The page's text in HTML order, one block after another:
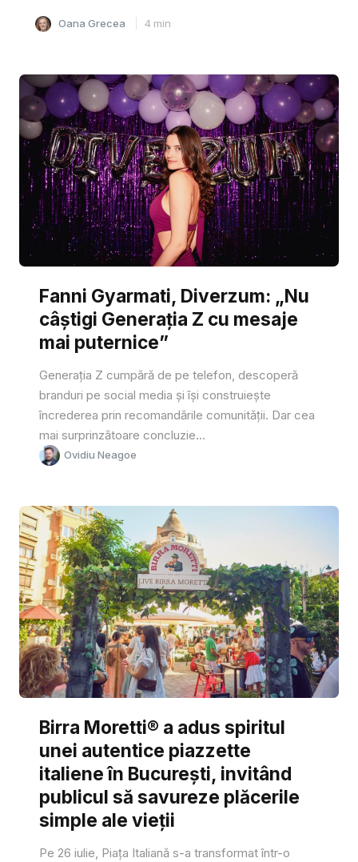
Oana Grecea 4 min
Fanni Gyarmati, Diverzum: „Nu
câștigi Generația Z cu mesaje
mai puternice”
Generația Z cumpără de pe telefon, descoperă
branduri pe social media și își construiește
încrederea prin recomandările comunității. Dar cea
mai surprinzătoare concluzie...
Ovidiu Neagoe
Birra Moretti® a adus spiritul
unei autentice piazzette
italiene în București, invitând
publicul să savureze plăcerile
simple ale vieții
Pe 26 iulie, Piața Italiană s-a transformat într-o